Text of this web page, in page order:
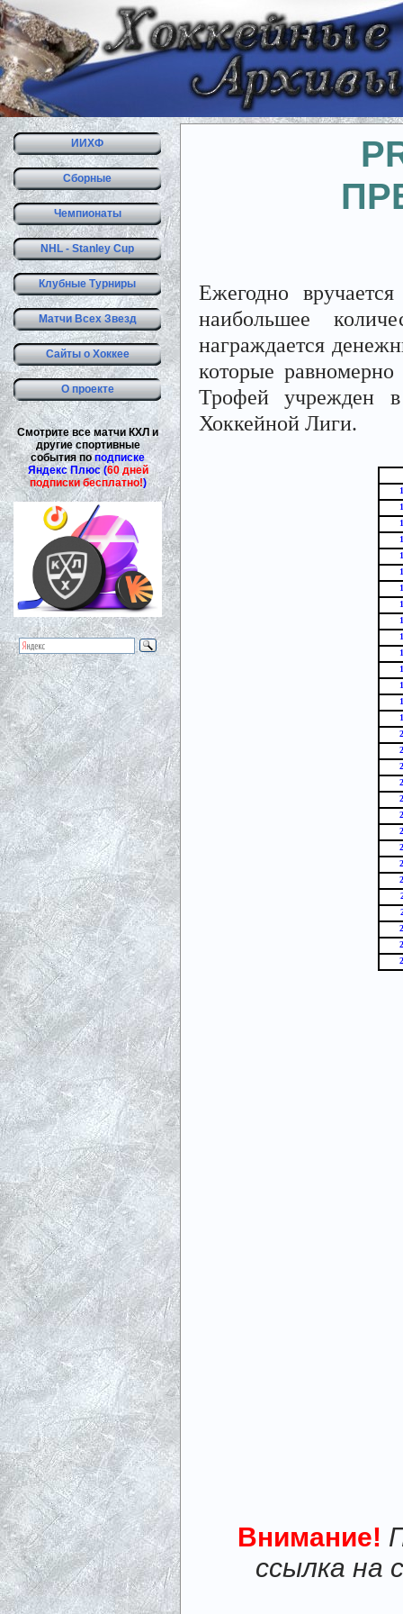
ИИХФ
Сборные
Чемпионаты
NHL - Stanley Cup
Клубные Турниры
Матчи Всех Звезд
Сайты о Хоккее
О проекте
Смотрите все матчи КХЛ и
другие спортивные
события поподписке
Яндекс Плюс (60 дней
подписки бесплатно!)
Ежегодно
наибольшее
награждается
которые
Трофей учрежден
Хоккейной Лиги.
Внимание!
ссылка на